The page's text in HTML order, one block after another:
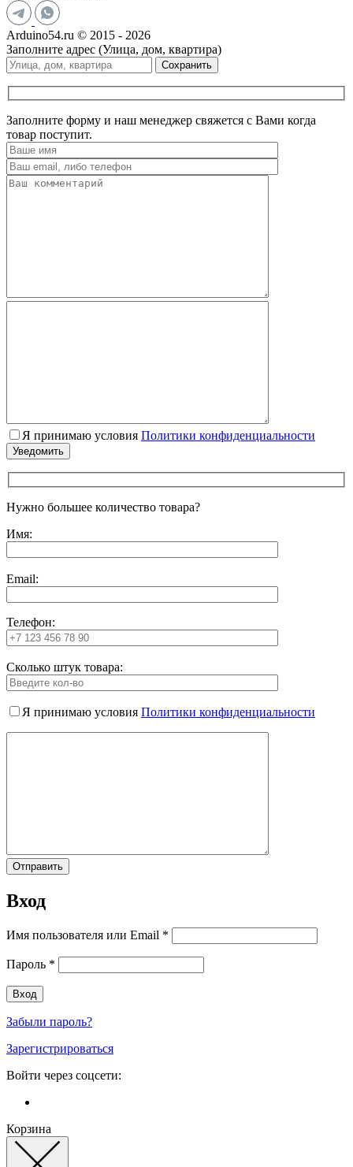
Arduino54.ru © 2015 - 2026
Заполните адрес (Улица, дом, квартира)
Сохранить
Заполните форму и наш менеджер свяжется с Вами когда
товар поступит.
Я принимаю условия Политики конфиденциальности
Нужно большее количество товара?
Имя:
Email:
Телефон:
Сколько штук товара:
Я принимаю условия Политики конфиденциальности
Вход
Имя пользователя или Email *
Пароль *
Забыли пароль?
Зарегистрироваться
Войти через соцсети:
Корзина